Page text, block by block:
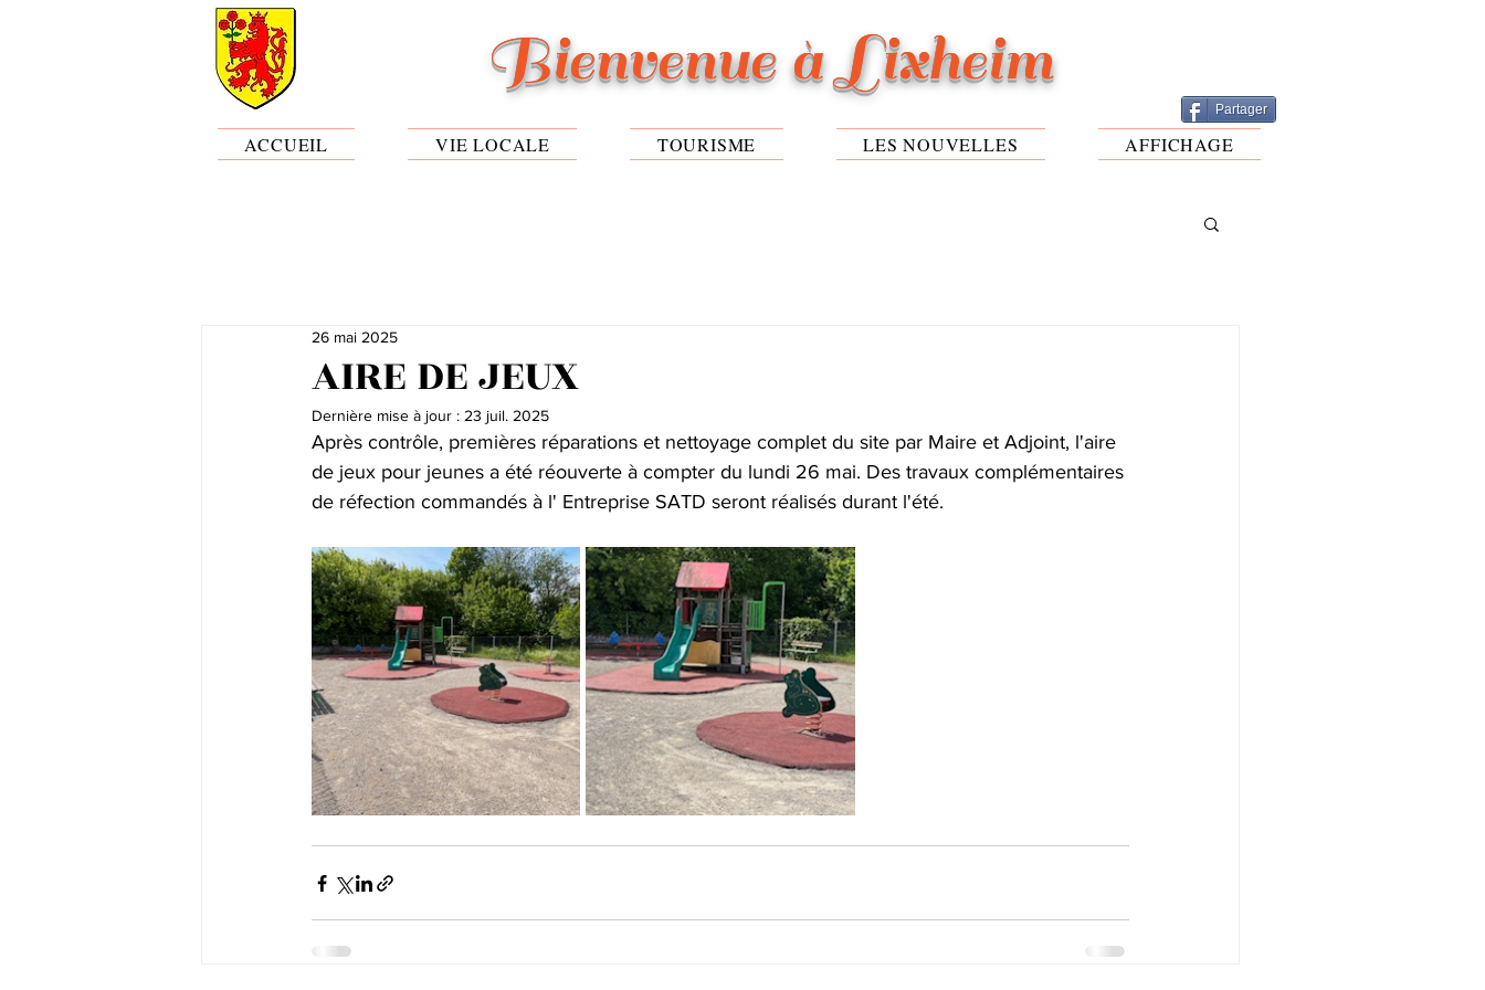
Bienvenue à Lixheim
Partager
ACCUEIL VIE LOCALE TOURISME LES NOUVELLES AFFICHAGE
AIRE DE JEUX
26 mai 2025
Dernière mise à jour : 23 juil. 2025
Après contrôle, premières réparations et nettoyage complet du site par Maire et Adjoint, l'aire
de jeux pour jeunes a été réouverte à compter du lundi 26 mai. Des travaux complémentaires
de réfection commandés à l' Entreprise SATD seront réalisés durant l'été.